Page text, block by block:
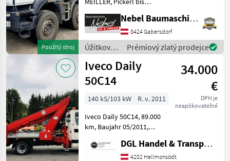
Použitý stroj
nápravy: 8x4, manuálna
prevodovka, : manuálna
prevodovka Úžitkové
vozidlá Nákladné auto
Nebel Baumaschinen
8424 Gabersdorf
Úžitkové
vozidlá /
Iveco
Prémiový zlatý prodejce
Iveco Daily
50C14
34.000
€
DPH je
neaplikovateľné
140 kS/103 kW
R. v. 2011
Iveco Daily 50C14, 89.000
km, Baujahr 05/2011,
Staatsbetrieb, Diesel,
DGL Handel & Transporte
4202 Hellmonsödt